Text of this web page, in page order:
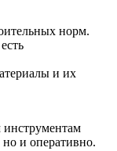
норм.
и их
и оперативно.